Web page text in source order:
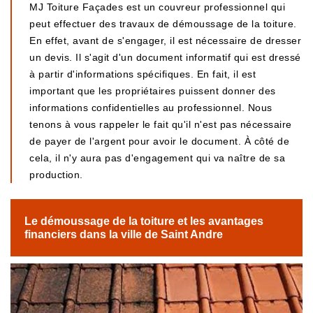
MJ Toiture Façades est un couvreur professionnel qui
peut effectuer des travaux de démoussage de la toiture.
En effet, avant de s'engager, il est nécessaire de dresser
un devis. Il s'agit d'un document informatif qui est dressé
à partir d'informations spécifiques. En fait, il est
important que les propriétaires puissent donner des
informations confidentielles au professionnel. Nous
tenons à vous rappeler le fait qu'il n'est pas nécessaire
de payer de l'argent pour avoir le document. À côté de
cela, il n'y aura pas d'engagement qui va naître de sa
production.
Le démoussage de la toiture et les avantages
financiers dans la ville de Saint Andre